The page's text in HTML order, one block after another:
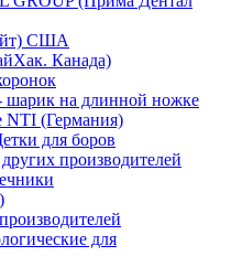
США
Канада)
шарик на длинной ножке
NTI (Германия)
для боров
производителей
для